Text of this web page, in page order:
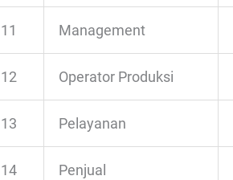
11 Management
12 Operator Produksi
13 Pelayanan
14 Penjual